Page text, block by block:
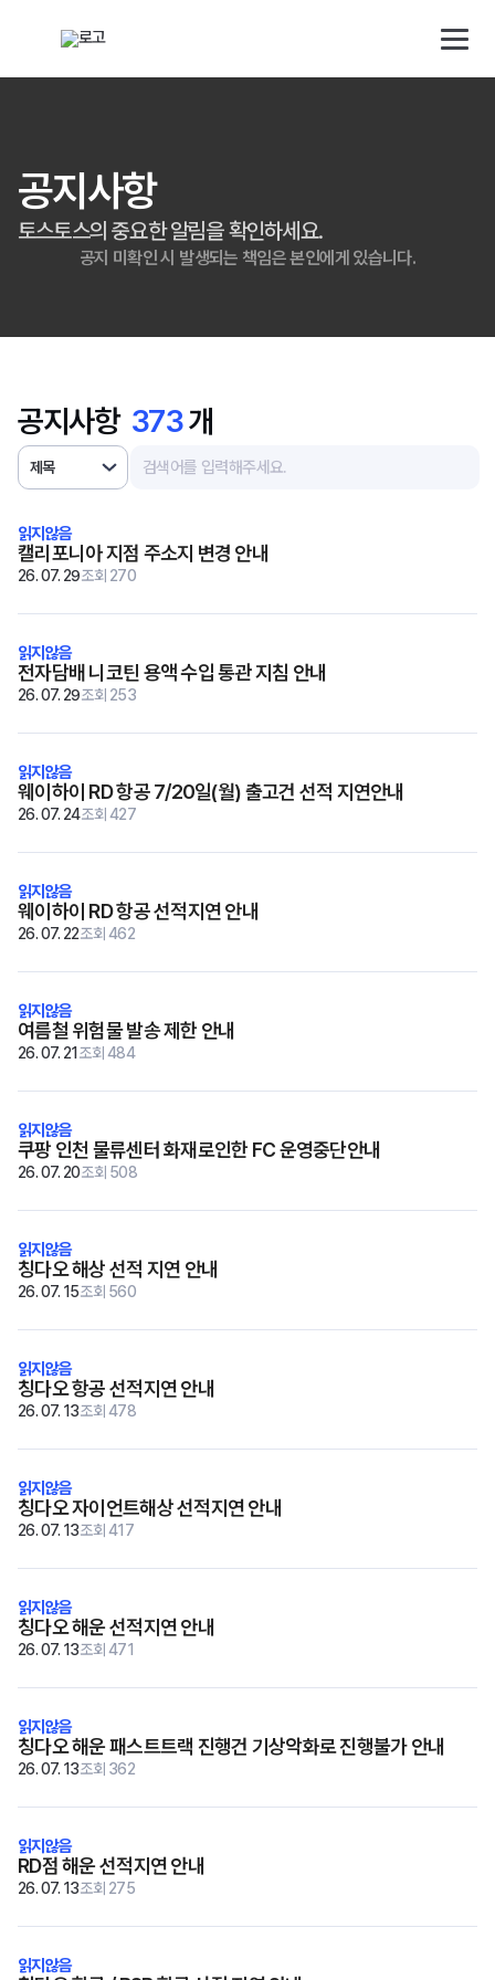
해외직구 배송대행 · 구매대행 서비스 토스토스 배대지
소개
사업자
고객지원
Copyright © 2018 TossToss.
공지사항
토스토스의 중요한 알림을 확인하세요.
공지 미확인 시 발생되는 책임은 본인에게 있습니다.
공지사항 373개
검색대상
제목
캘리포니아 지점 주소지 변경 안내
26. 07. 29조회 270
전자담배 니코틴 용액 수입 통관 지침 안내
26. 07. 29조회 253
웨이하이 RD 항공 7/20일(월) 출고건 선적 지연안내
26. 07. 24조회 427
웨이하이 RD 항공 선적지연 안내
26. 07. 22조회 462
여름철 위험물 발송 제한 안내
26. 07. 21조회 484
쿠팡 인천 물류센터 화재로인한 FC 운영중단안내
26. 07. 20조회 508
칭다오 해상 선적 지연 안내
26. 07. 15조회 560
칭다오 항공 선적지연 안내
26. 07. 13조회 478
칭다오 자이언트해상 선적지연 안내
26. 07. 13조회 417
칭다오 해운 선적지연 안내
26. 07. 13조회 471
칭다오 해운 패스트트랙 진행건 기상악화로 진행불가 안내
26. 07. 13조회 362
RD점 해운 선적지연 안내
26. 07. 13조회 275